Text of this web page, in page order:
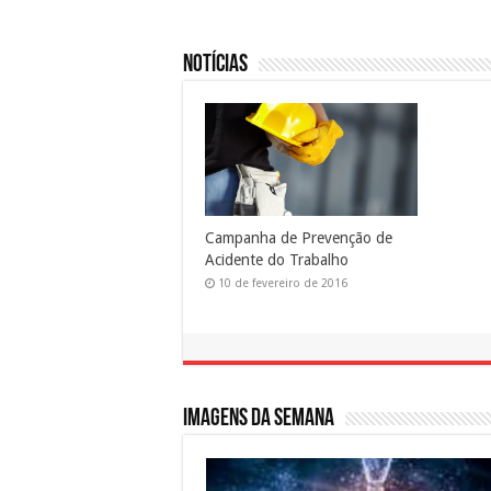
Notícias
Campanha de Prevenção de
Acidente do Trabalho
10 de fevereiro de 2016
Imagens da semana